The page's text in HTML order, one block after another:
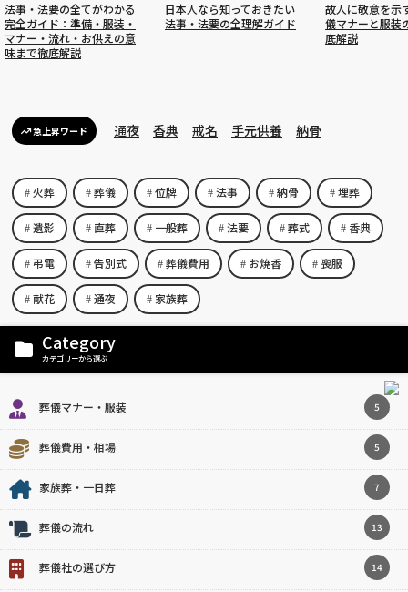
法事・法要の全てがわかる
完全ガイド：準備・服装・
マナー・流れ・お供えの意
味まで徹底解説
日本人なら知っておきたい
法事・法要の全理解ガイド
故人に敬意を示
儀マナーと服装
底解説
急上昇ワード 通夜 香典 戒名 手元供養 納骨
火葬 葬儀 位牌 法事 納骨 埋葬
遺影 直葬 一般葬 法要 葬式 香典
弔電 告別式 葬儀費用 お焼香 喪服
献花 通夜 家族葬
Category
カテゴリーから選ぶ
葬儀マナー・服装 5
葬儀費用・相場 5
家族葬・一日葬 7
葬儀の流れ 13
葬儀社の選び方 14